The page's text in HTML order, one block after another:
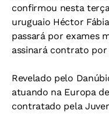
confirmou nesta
uruguaio Héctor
passará por exames
assinará contrato
Revelado pelo
atuando na Europa
contratado pela